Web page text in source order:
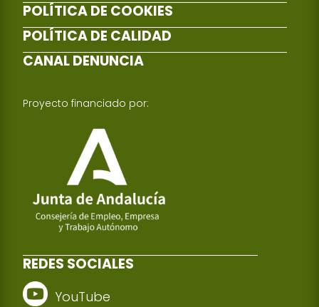
POLÍTICA DE COOKIES
POLÍTICA DE CALIDAD
CANAL DENUNCIA
Proyecto financiado por:
REDES SOCIALES
YouTube